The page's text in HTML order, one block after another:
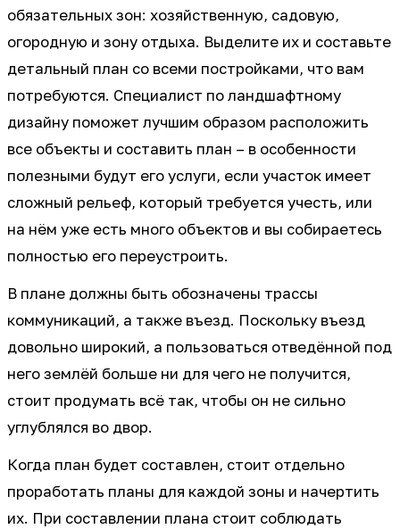
обязательных зон: хозяйственную, садовую,
огородную и зону отдыха. Выделите их и составьте
детальный план со всеми постройками, что вам
потребуются. Специалист по ландшафтному
дизайну поможет лучшим образом расположить
все объекты и составить план – в особенности
полезными будут его услуги, если участок имеет
сложный рельеф, который требуется учесть, или
на нём уже есть много объектов и вы собираетесь
полностью его переустроить.
В плане должны быть обозначены трассы
коммуникаций, а также въезд. Поскольку въезд
довольно широкий, а пользоваться отведённой под
него землёй больше ни для чего не получится,
стоит продумать всё так, чтобы он не сильно
углублялся во двор.
Когда план будет составлен, стоит отдельно
проработать планы для каждой зоны и начертить
их. При составлении плана стоит соблюдать